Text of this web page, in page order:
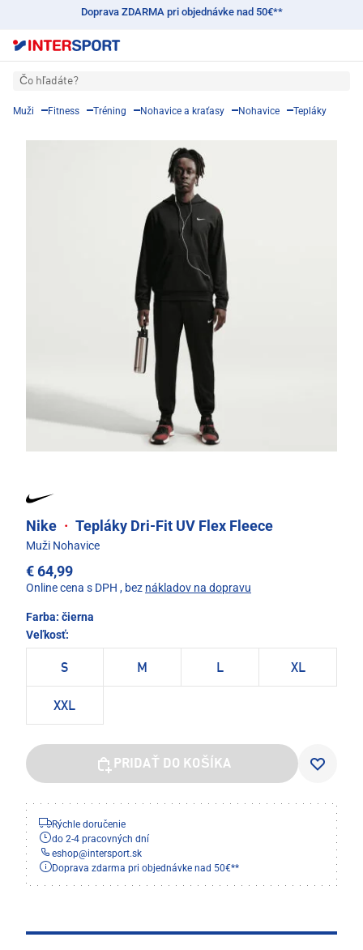
Doprava ZDARMA pri objednávke nad 50€**
Čo hľadáte?
Muži Fitness Tréning Nohavice a kraťasy Nohavice Tepláky
Nike · Tepláky Dri-Fit UV Flex Fleece
Muži Nohavice
€ 64,99
Online cena s DPH , bez nákladov na dopravu
Farba: čierna
Veľkosť:
S M L XL
XXL
PRIDAŤ DO KOŠÍKA
Rýchle doručenie
do 2-4 pracovných dní
eshop@intersport.sk
Doprava zdarma pri objednávke nad 50€**